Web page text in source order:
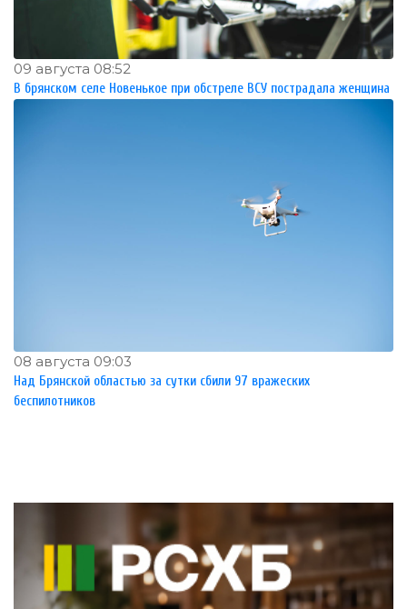
09 августа 08:52
В брянском селе Новенькое при обстреле ВСУ пострадала женщина
08 августа 09:03
Над Брянской областью за сутки сбили 97 вражеских
беспилотников